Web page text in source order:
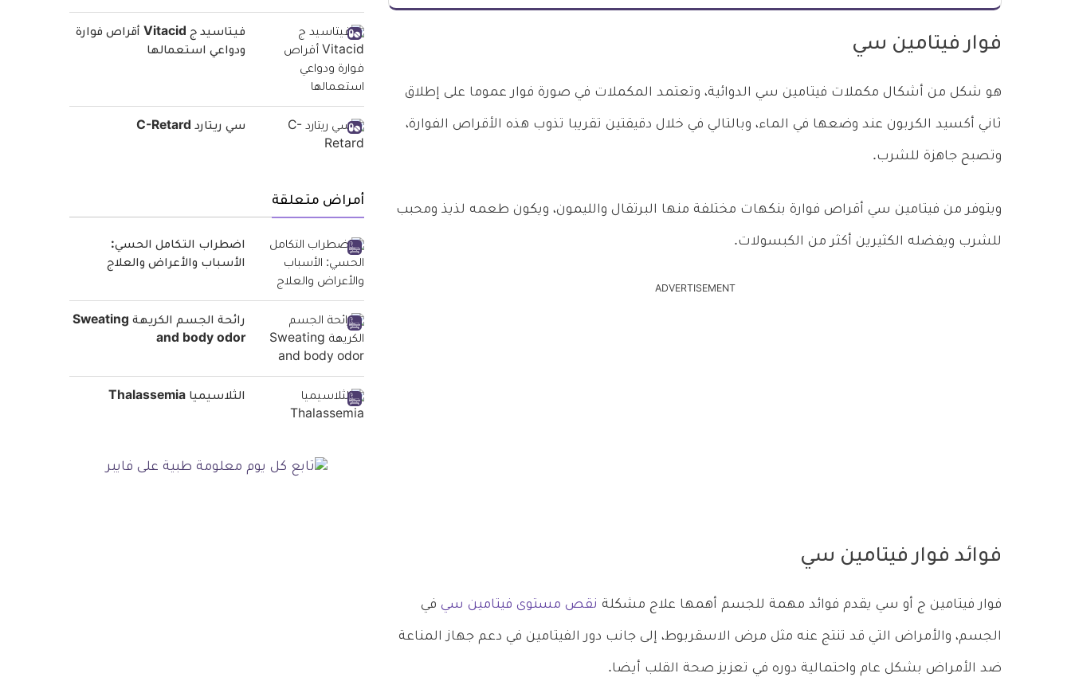
فوار فيتامين سي
هو شكل من أشكال مكملات فيتامين سي الدوائية، وتعتمد المكملات في صورة فوار عموما على إطلاق
ثاني أكسيد الكربون عند وضعها في الماء، وبالتالي في خلال دقيقتين تقريبا تذوب هذه الأقراص الفوارة،
وتصبح جاهزة للشرب.
ويتوفر من فيتامين سي أقراص فوارة بنكهات مختلفة منها البرتقال والليمون، ويكون طعمه لذيذ ومحبب
للشرب ويفضله الكثيرين أكثر من الكبسولات.
ADVERTISEMENT
فوائد فوار فيتامين سي
فوار فيتامين ج أو سي يقدم فوائد مهمة للجسم أهمها علاج مشكلة نقص مستوى فيتامين سي في
الجسم، والأمراض التي قد تنتج عنه مثل مرض الاسقربوط، إلى جانب دور الفيتامين في دعم جهاز المناعة
ضد الأمراض بشكل عام واحتمالية دوره في تعزيز صحة القلب أيضا.
فيتاسيد ج Vitacid أقراص فوارة
ودواعي استعمالها
سي ريتارد C-Retard
أمراض متعلقة
اضطراب التكامل الحسي:
الأسباب والأعراض والعلاج
رائحة الجسم الكريهة Sweating
and body odor
الثلاسيميا Thalassemia